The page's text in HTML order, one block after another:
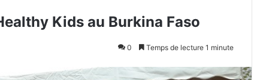
Kids au Burkina Faso
0 Temps de lecture 1 minute